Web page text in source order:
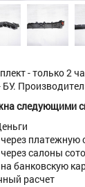
- только 2
БУ.
следующими
платежную
салоны
банковскую
расчет